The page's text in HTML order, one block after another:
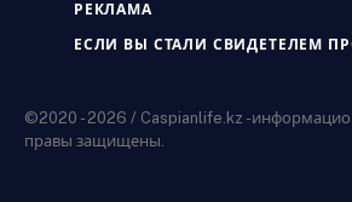
РЕКЛАМА
ЕСЛИ ВЫ СТАЛИ СВИДЕТЕЛЕМ
©2020 - 2026 / Caspianlife.kz -
правы защищены.